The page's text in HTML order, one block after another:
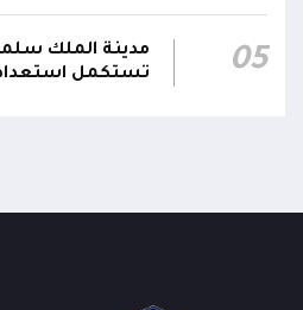
05
مدينة الملك
تستكمل